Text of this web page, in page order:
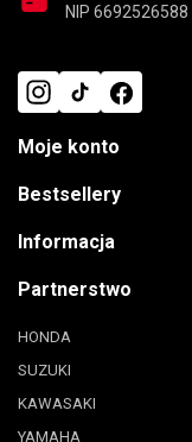
NIP 6692526588
Moje konto
Bestsellery
Informacja
Partnerstwo
HONDA
SUZUKI
KAWASAKI
YAMAHA